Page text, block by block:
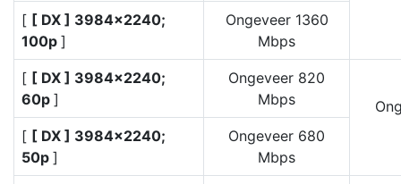
[ [ DX ] 3984×2240;
100p ]
Ongeveer 1360
Mbps
[ [ DX ] 3984×2240;
60p ]
Ongeveer 820
Mbps
[ [ DX ] 3984×2240;
50p ]
Ongeveer 680
Mbps